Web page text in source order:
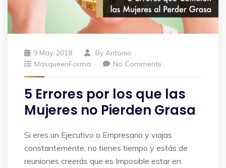
9 May, 2018 By Antonio
MasqueenForma
No Comments
5 Errores por los que las
Mujeres no Pierden Grasa
Si eres un Ejecutivo o Empresario y viajas
constantemente, no tienes tiempo y estás de
reuniones creerás que es Imposible estar en